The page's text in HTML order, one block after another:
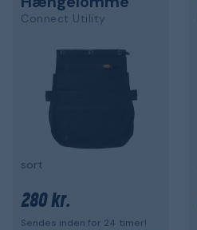
Connect Utility
sort
280 kr.
Sendes inden for 24 timer!